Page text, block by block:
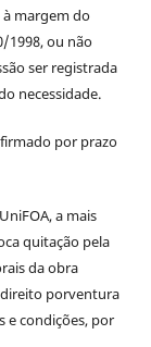
margem do
1998, ou não
ser registrada
necessidade.
por prazo
a mais
quitação pela
da obra
porventura
e condições, por